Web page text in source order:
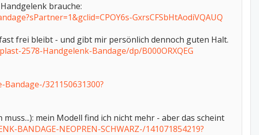
brauche:
GxrsCFSbHtAodiVQAUQ
frei bleibt - und gibt mir persönlich dennoch guten Halt.
2578-Handgelenk-Bandage/dp/B000ORXQEG
321150631300?
mein Modell find ich nicht mehr - aber das scheint
BANDAGE-NEOPREN-SCHWARZ-/141071854219?